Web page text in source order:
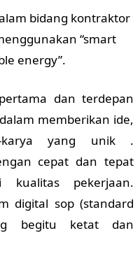
bidang kontraktor
“smart
energy”.
dan terdepan
memberikan ide,
karya yang unik .
cepat dan tepat
kualitas pekerjaan.
digital sop (standard
begitu ketat dan